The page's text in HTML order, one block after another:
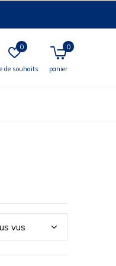
de souhaits
0
panier
0